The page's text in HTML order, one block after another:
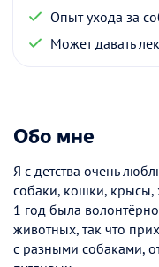
Опыт ухода за
Может давать
Обо мне
Я с детства очень
собаки, кошки, крысы,
1 год была
животных, так что
с разными собаками,